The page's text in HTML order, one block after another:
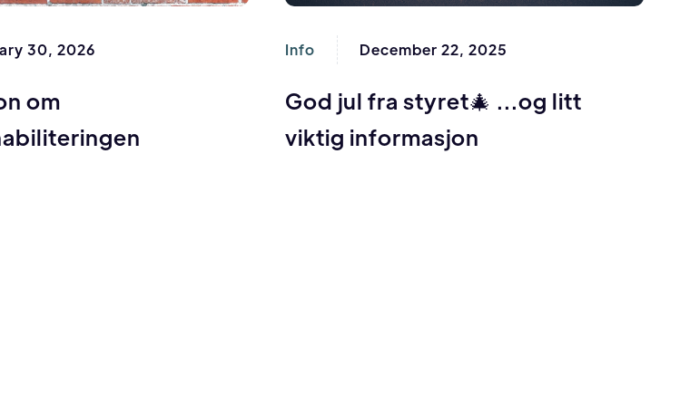
30, 2026
om
Info December 22, 2025
God jul fra styret🎄 ...og litt
viktig informasjon